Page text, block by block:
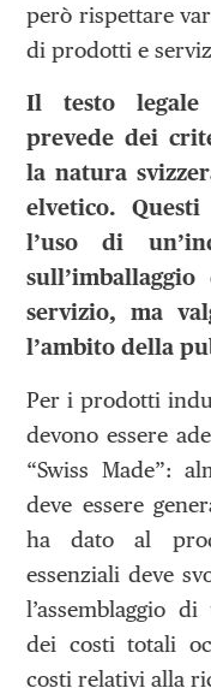
però rispettare
di prodotti e
Il testo legale
prevede dei
la natura
elvetico.
l’uso di
servizio, ma
l’ambito della
Per i prodotti
devono essere
“Swiss Made”:
deve essere
ha dato al
essenziali deve
l’assemblaggio
dei costi totali
costi relativi alla